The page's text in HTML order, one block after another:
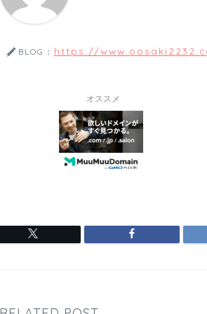
BLOG： https://
オススメ